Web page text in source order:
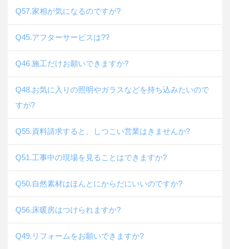
Q57.家相が気になるのですが?
Q45.アフターサービスは??
Q46.施工だけお願いできますか?
Q48.お気に入りの照明やガラスなどを持ち込みたいので
すが?
Q55.資料請求すると、しつこい営業はきませんか?
Q51.工事中の現場を見ることはできますか?
Q50.自然素材はほんとにからだにいいのですか?
Q56.床暖房はつけられますか?
Q49.リフォームをお願いできますか?